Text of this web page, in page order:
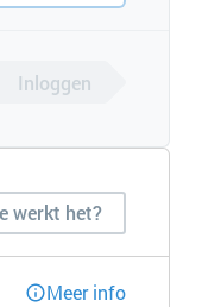
Inloggen
werkt het?
Meer info